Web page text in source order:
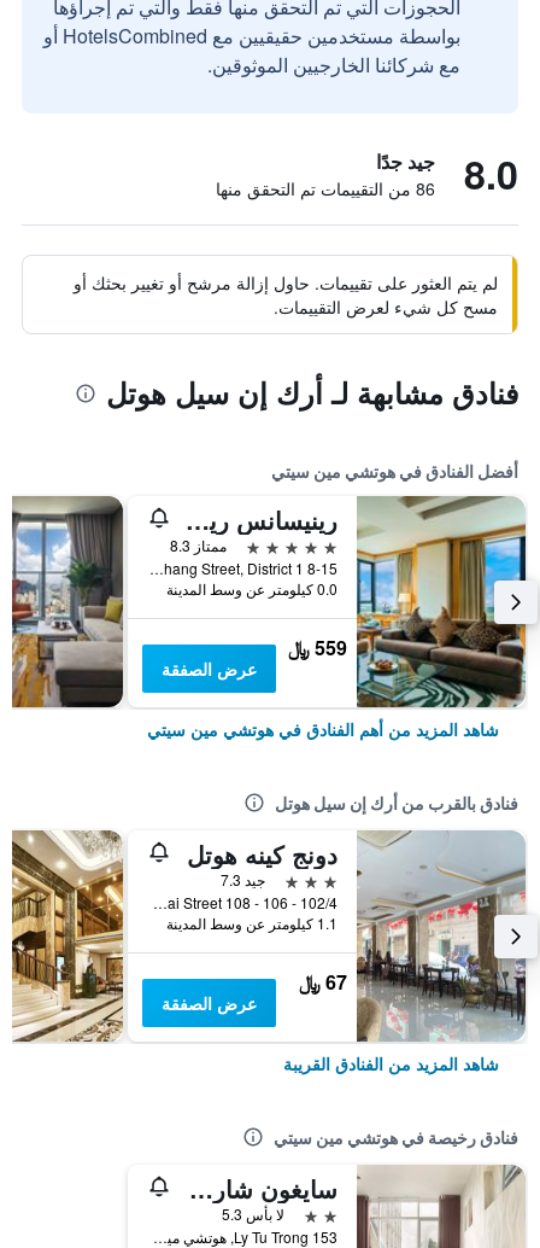
الحجوزات التي تم التحقق منها فقط والتي تم إجراؤها
بواسطة مستخدمين حقيقيين مع HotelsCombined أو
مع شركائنا الخارجيين الموثوقين.
8.0 جيد جدًا
86 من التقييمات تم التحقق منها
لم يتم العثور على تقييمات. حاول إزالة مرشح أو تغيير بحثك أو
مسح كل شيء لعرض التقييمات.
فنادق مشابهة لـ أرك إن سيل هوتل
أفضل الفنادق في هوتشي مين سيتي
رينيسانس ريفرسايد هوتل سايجون
5 نجوم
ممتاز 8.3
8-15 Ton Duc Thang Street, District 1, هوتشي مين سيتي, فيتنام
0.0 كيلومتر عن وسط المدينة
559 ﷼
عرض الصفقة
شاهد المزيد من أهم الفنادق في هوتشي مين سيتي
فنادق بالقرب من أرك إن سيل هوتل
دونج كينه هوتل
3 نجوم
جيد 7.3
102/4 - 106 - 108 Tran Tuan Khai Street, هوتشي مين سيتي, فيتنام
1.1 كيلومتر عن وسط المدينة
67 ﷼
عرض الصفقة
شاهد المزيد من الفنادق القريبة
فنادق رخيصة في هوتشي مين سيتي
سايغون شارم هوتل
2 نجمتين
لا بأس 5.3
153 Ly Tu Trong, هوتشي مين سيتي, فيتنام